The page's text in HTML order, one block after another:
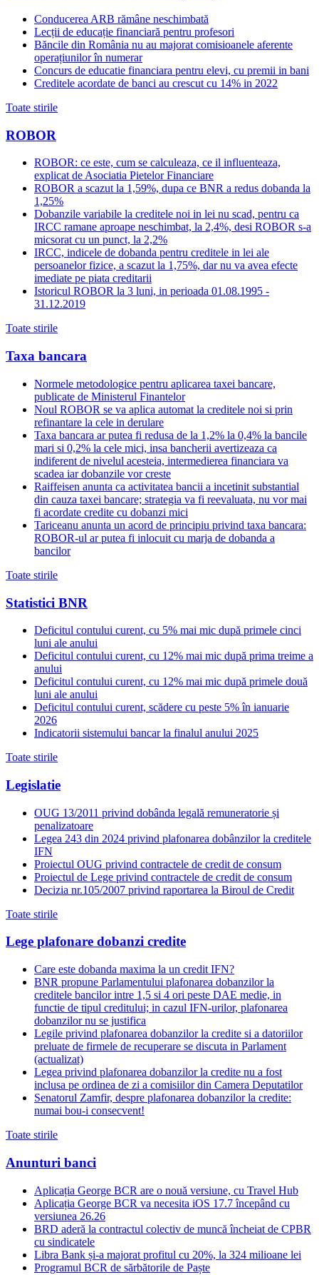
Conducerea ARB rămâne neschimbată
Lecții de educație financiară pentru profesori
Băncile din România nu au majorat comisioanele aferente
operațiunilor în numerar
Concurs de educatie financiara pentru elevi, cu premii in bani
Creditele acordate de banci au crescut cu 14% in 2022
Toate stirile
ROBOR
ROBOR: ce este, cum se calculeaza, ce il influenteaza,
explicat de Asociatia Pietelor Financiare
ROBOR a scazut la 1,59%, dupa ce BNR a redus dobanda la
1,25%
Dobanzile variabile la creditele noi in lei nu scad, pentru ca
IRCC ramane aproape neschimbat, la 2,4%, desi ROBOR s-a
micsorat cu un punct, la 2,2%
IRCC, indicele de dobanda pentru creditele in lei ale
persoanelor fizice, a scazut la 1,75%, dar nu va avea efecte
imediate pe piata creditarii
Istoricul ROBOR la 3 luni, in perioada 01.08.1995 -
31.12.2019
Toate stirile
Taxa bancara
Normele metodologice pentru aplicarea taxei bancare,
publicate de Ministerul Finantelor
Noul ROBOR se va aplica automat la creditele noi si prin
refinantare la cele in derulare
Taxa bancara ar putea fi redusa de la 1,2% la 0,4% la bancile
mari si 0,2% la cele mici, insa bancherii avertizeaza ca
indiferent de nivelul acesteia, intermedierea financiara va
scadea iar dobanzile vor creste
Raiffeisen anunta ca activitatea bancii a incetinit substantial
din cauza taxei bancare; strategia va fi reevaluata, nu vor mai
fi acordate credite cu dobanzi mici
Tariceanu anunta un acord de principiu privind taxa bancara:
ROBOR-ul ar putea fi inlocuit cu marja de dobanda a
bancilor
Toate stirile
Statistici BNR
Deficitul contului curent, cu 5% mai mic după primele cinci
luni ale anului
Deficitul contului curent, cu 12% mai mic după prima treime a
anului
Deficitul contului curent, cu 12% mai mic după primele două
luni ale anului
Deficitul contului curent, scădere cu peste 5% în ianuarie
2026
Indicatorii sistemului bancar la finalul anului 2025
Toate stirile
Legislatie
OUG 13/2011 privind dobânda legală remuneratorie și
penalizatoare
Legea 243 din 2024 privind plafonarea dobânzilor la creditele
IFN
Proiectul OUG privind contractele de credit de consum
Proiectul de Lege privind contractele de credit de consum
Decizia nr.105/2007 privind raportarea la Biroul de Credit
Toate stirile
Lege plafonare dobanzi credite
Care este dobanda maxima la un credit IFN?
BNR propune Parlamentului plafonarea dobanzilor la
creditele bancilor intre 1,5 si 4 ori peste DAE medie, in
functie de tipul creditului; in cazul IFN-urilor, plafonarea
dobanzilor nu se justifica
Legile privind plafonarea dobanzilor la credite si a datoriilor
preluate de firmele de recuperare se discuta in Parlament
(actualizat)
Legea privind plafonarea dobanzilor la credite nu a fost
inclusa pe ordinea de zi a comisiilor din Camera Deputatilor
Senatorul Zamfir, despre plafonarea dobanzilor la credite:
numai bou-i consecvent!
Toate stirile
Anunturi banci
Aplicația George BCR are o nouă versiune, cu Travel Hub
Aplicația George BCR va necesita iOS 17.7 începând cu
versiunea 26.26
BRD aderă la contractul colectiv de muncă încheiat de CPBR
cu sindicatele
Libra Bank și-a majorat profitul cu 20%, la 324 milioane lei
Programul BCR de sărbătorile de Paște